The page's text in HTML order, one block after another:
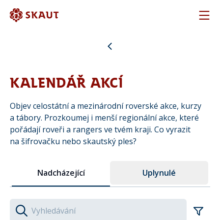
Hlavní menu
KALENDÁŘ AKCÍ
Objev celostátní a mezinárodní roverské akce, kurzy
a tábory. Prozkoumej i menší regionální akce, které
pořádají roveři a rangers ve tvém kraji. Co vyrazit
na šifrovačku nebo skautský ples?
Nadcházející Uplynulé
Hledaný výraz